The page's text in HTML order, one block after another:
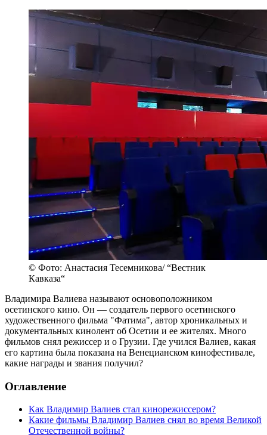
© Фото: Анастасия Тесемникова/ “Вестник
Кавказа“
Владимира Валиева называют основоположником
осетинского кино. Он — создатель первого осетинского
художественного фильма "Фатима", автор хроникальных и
документальных кинолент об Осетии и ее жителях. Много
фильмов снял режиссер и о Грузии. Где учился Валиев, какая
его картина была показана на Венецианском кинофестивале,
какие награды и звания получил?
Оглавление
Как Владимир Валиев стал кинорежиссером?
Какие фильмы Владимир Валиев снял во время Великой
Отечественной войны?